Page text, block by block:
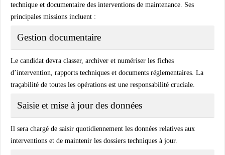
technique et documentaire des interventions de maintenance. Ses
principales missions incluent :
Gestion documentaire
Le candidat devra classer, archiver et numériser les fiches
d’intervention, rapports techniques et documents réglementaires. La
traçabilité de toutes les opérations est une responsabilité cruciale.
Saisie et mise à jour des données
Il sera chargé de saisir quotidiennement les données relatives aux
interventions et de maintenir les dossiers techniques à jour.